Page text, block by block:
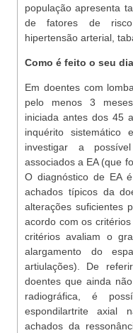
população apresenta
de fatores de risco
hipertensão arterial,
Como é feito o seu
Em doentes com
pelo menos 3
iniciada antes dos 45
inquérito sistemático
investigar a
associados a EA (que
O diagnóstico de EA
achados típicos da
alterações suficientes
acordo com os
critérios avaliam o
alargamento do
artiulações). De
doentes que ainda
radiográfica, é
espondilartrite axial
achados da